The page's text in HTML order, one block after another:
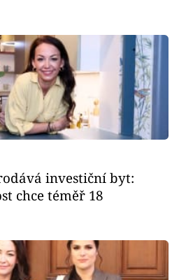
investiční byt:
chce téměř 18